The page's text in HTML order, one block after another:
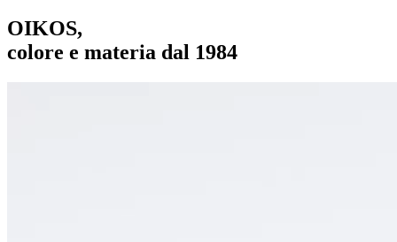
OIKOS,
colore e materia dal 1984